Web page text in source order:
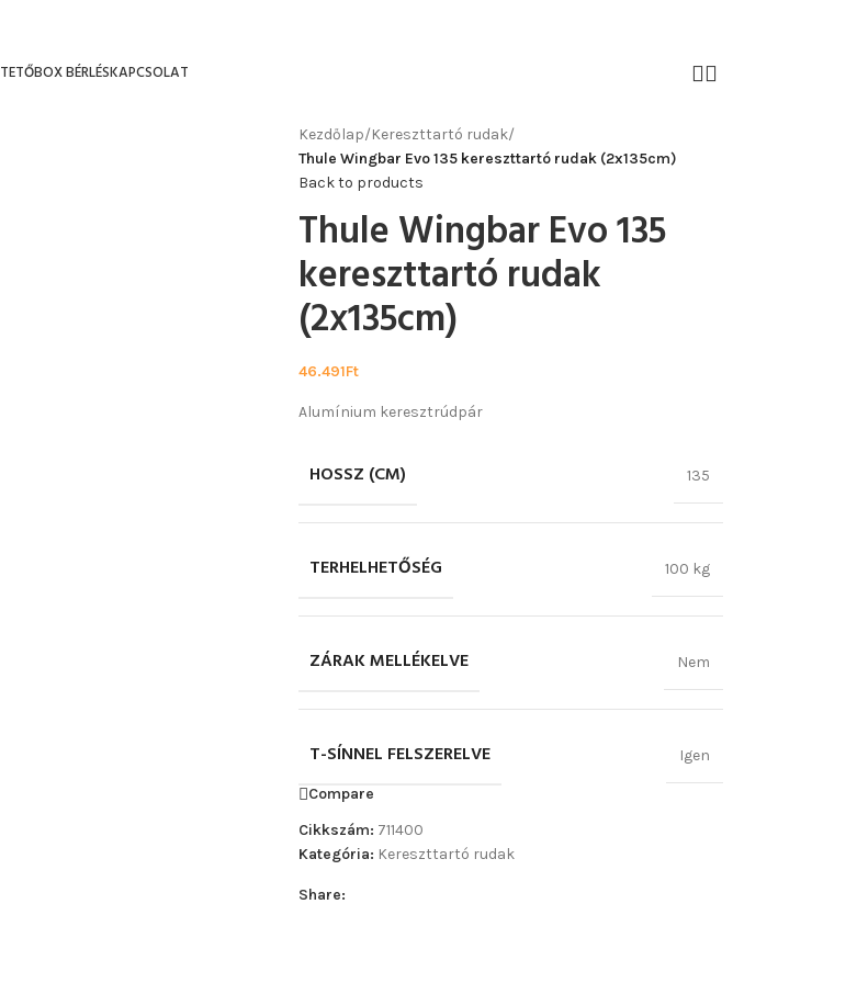
TETŐBOX BÉRLÉSKAPCSOLAT
Kezdőlap/Kereszttartó rudak/
Thule Wingbar Evo 135 kereszttartó rudak (2x135cm)
Back to products
Thule Wingbar Evo 135
kereszttartó rudak
(2x135cm)
46.491Ft
Alumínium keresztrúdpár
HOSSZ (CM) 135
TERHELHETŐSÉG 100 kg
ZÁRAK MELLÉKELVE Nem
T-SÍNNEL FELSZERELVE Igen
Compare
Cikkszám: 711400
Kategória: Kereszttartó rudak
Share: